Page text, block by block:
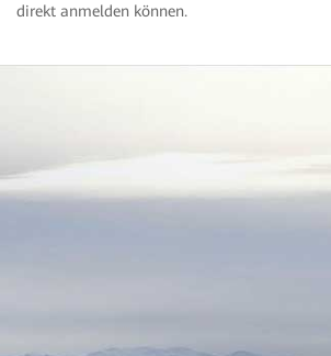
direkt anmelden können.